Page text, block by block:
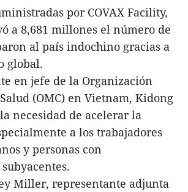
por COVAX Facility,
a 8,681 millones el número de
al país indochino gracias a
global.
en jefe de la Organización
(OMC) en Vietnam, Kidong
necesidad de acelerar la
a los trabajadores
y personas con
Miller, representante adjunta